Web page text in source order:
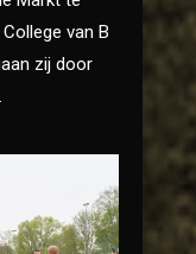
van B
zij door